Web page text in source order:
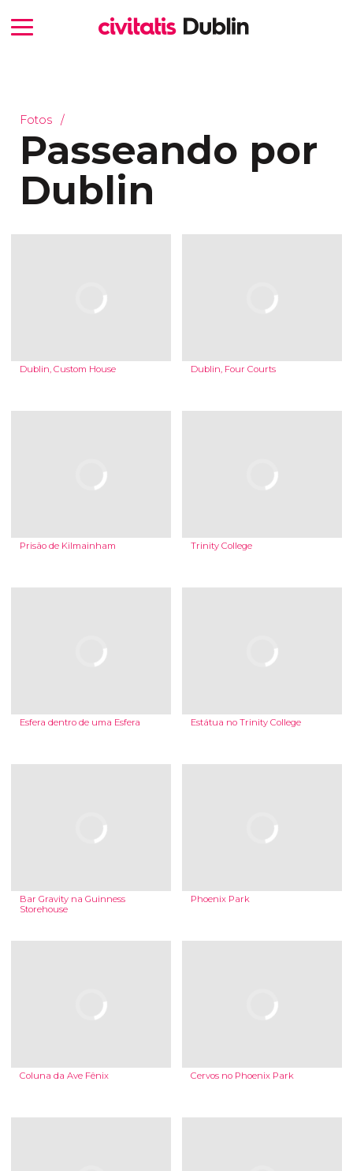
Fotos
Passeando por
Dublin
Dublin, Custom House Dublin, Four Courts
Prisão de Kilmainham Trinity College
Esfera dentro de uma Esfera Estátua no Trinity College
Bar Gravity na Guinness
Storehouse
Phoenix Park
Coluna da Ave Fênix Cervos no Phoenix Park